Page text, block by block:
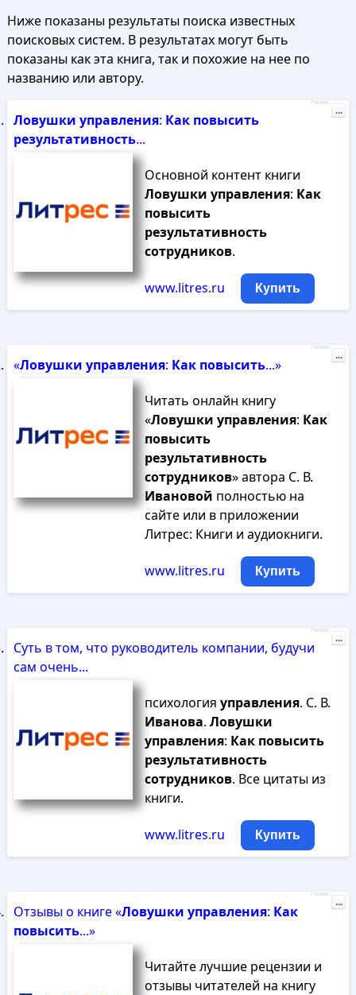
Ниже показаны результаты поиска известных
поисковых систем. В результатах могут быть
показаны как эта книга, так и похожие на нее по
названию или автору.
Ловушки управления: Как повысить
результативность...
Основной контент книги
Ловушки управления: Как
повысить
результативность
сотрудников.
www.litres.ru Купить
Реклама
...
«Ловушки управления: Как повысить...»
Читать онлайн книгу
«Ловушки управления: Как
повысить
результативность
сотрудников» автора С. В.
Ивановой полностью на
сайте или в приложении
Литрес: Книги и аудиокниги.
www.litres.ru Купить
Реклама
...
Суть в том, что руководитель компании, будучи
сам очень...
психология управления. С. В.
Иванова. Ловушки
управления: Как повысить
результативность
сотрудников. Все цитаты из
книги.
www.litres.ru Купить
Реклама
...
Отзывы о книге «Ловушки управления: Как
повысить...»
Читайте лучшие рецензии и
отзывы читателей на книгу
Реклама
...